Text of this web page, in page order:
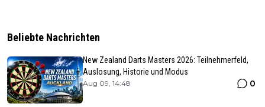
Beliebte Nachrichten
New Zealand Darts Masters 2026: Teilnehmerfeld,
Auslosung, Historie und Modus
Aug 09, 14:48 0